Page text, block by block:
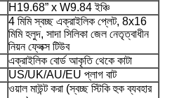
H19.68” x W9.84 ইঞ্চি
4 মিমি স্বচ্ছ এক্রাইলিক প্লেট, 8x16
মিমি হলুদ, সাদা সিলিকা জেল নেতৃত্বাধীন
নিয়ন ফ্লেক্স টিউব
এক্রাইলিক বোর্ড আকৃতি থেকে কাটা
US/UK/AU/EU প্লাগ বাট
ওয়াল মাউন্ট করা (স্বচ্ছ স্টিকি হুক ব্যবহার